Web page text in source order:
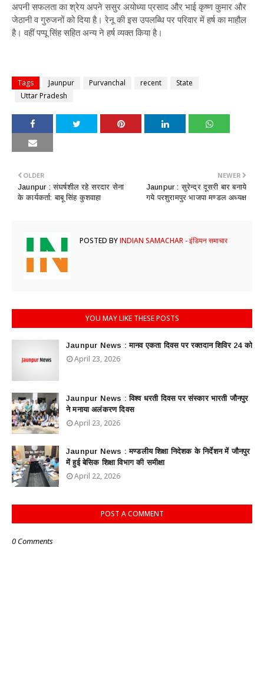
अपनी सफलता का श्रेय अपने ससुर अयोध्या प्रसाद और भाई कृष्ण कुमार और
जेठानी व गुरुजनों को दिया है। रेनू की इस उपलब्धि पर परिवार में हर्ष का माहौल
है। वहीं पप्पू सिंह सहित अन्य ने हर्ष व्यक्त किया है।
Tags Jaunpur Purvanchal recent
State
Uttar Pradesh
NEWER
Jaunpur : ​सुरेन्द्र दूसरी बार बनाये
गये परशुरामपुर भाजपा मण्डल अध्यक्ष
OLDER
Jaunpur : ​संघर्षशील रहे सरदार सेना
के कार्यकर्ता: बाबू सिंह कुशवाहा
POSTED BYINDIAN SAMACHAR - इंडियन समाचार
YOU MAY LIKE THESE POSTS
Jaunpur News : ​मानव एकता दिवस पर रक्तदान शिविर 24 को
April 23, 2026
Jaunpur News : विश्व धरती दिवस पर संस्कार भारती जौनपुर
ने मनाया अलंकरण दिवस
April 23, 2026
Jaunpur News : ​मण्डलीय शिक्षा निदेशक के निर्देशन में जौनपुर
में हुई बेसिक शिक्षा विभाग की समीक्षा
April 22, 2026
POST A COMMENT
0 Comments